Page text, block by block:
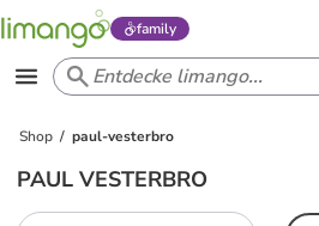
family
Shop paul-vesterbro
PAUL VESTERBRO